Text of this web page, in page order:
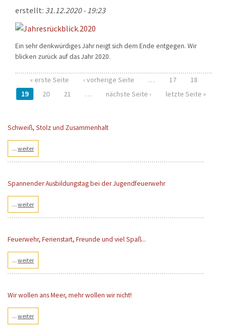
erstellt: 31.12.2020 - 19:23
Ein sehr denkwürdiges Jahr neigt sich dem Ende entgegen. Wir
blicken zurück auf das Jahr 2020.
Seiten
« erste Seite ‹ vorherige Seite … 17
18
19
20 21 … nächste Seite › letzte Seite »
Schweiß, Stolz und Zusammenhalt
... weiter
Spannender Ausbildungstag bei der Jugendfeuerwehr
... weiter
Feuerwehr, Ferienstart, Freunde und viel Spaß...
... weiter
Wir wollen ans Meer, mehr wollen wir nicht!
... weiter